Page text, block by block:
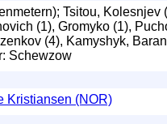
Tsitou, Kolesnjev
(1), Gromyko (1),
(4), Kamyshyk,
Schewzow
Kristiansen (NOR)